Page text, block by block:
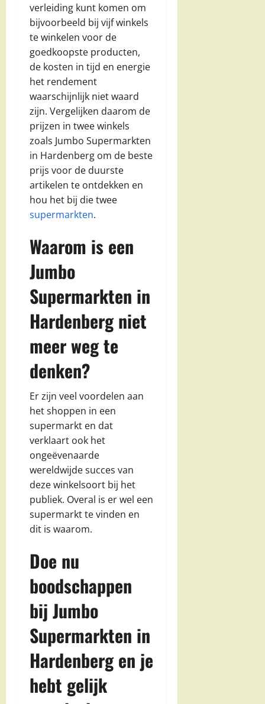
verleiding kunt komen om
bijvoorbeeld bij vijf winkels
te winkelen voor de
goedkoopste producten,
de kosten in tijd en energie
het rendement
waarschijnlijk niet waard
zijn. Vergelijken daarom de
prijzen in twee winkels
zoals Jumbo Supermarkten
in Hardenberg om de beste
prijs voor de duurste
artikelen te ontdekken en
hou het bij die twee
supermarkten.
Waarom is een
Jumbo
Supermarkten in
Hardenberg niet
meer weg te
denken?
Er zijn veel voordelen aan
het shoppen in een
supermarkt en dat
verklaart ook het
ongeëvenaarde
wereldwijde succes van
deze winkelsoort bij het
publiek. Overal is er wel een
supermarkt te vinden en
dit is waarom.
Doe nu
boodschappen
bij Jumbo
Supermarkten in
Hardenberg en je
hebt gelijk